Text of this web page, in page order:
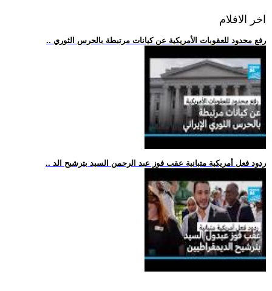
اخر الافلام
.. رفع محدود للعقوبات الأمريكية عن كيانات مرتبطة بالحرس الثوري
.. ردود فعل أمريكية متبانية عقب فوز عبد الرحمن السيد بترشيح الد